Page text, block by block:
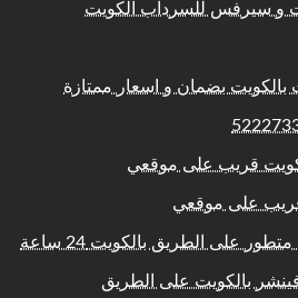
و سيرفس للسرداب الكويت
بضمان و اسعار ممتازة
قريب على موقعي
على موقعي
على الطريق بالكويت 24 ساعة
بالكويت على الطريق